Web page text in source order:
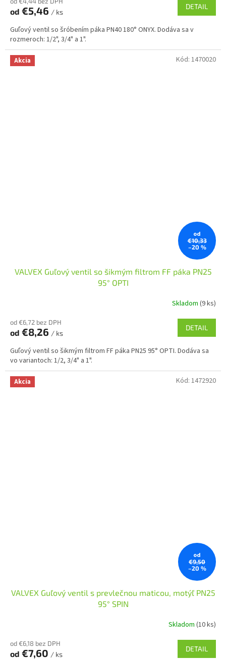
od €5,46 / ks
DETAIL
Guľový ventil so šróbením páka PN40 180° ONYX. Dodáva sa v
rozmeroch: 1/2", 3/4" a 1".
Akcia
od
€10,33
–20 %
VALVEX Guľový ventil so šikmým filtrom FF páka PN25
95° OPTI
Skladom (9 ks)
od €6,72 bez DPH
od €8,26 / ks
DETAIL
Guľový ventil so šikmým filtrom FF páka PN25 95° OPTI. Dodáva sa
vo variantoch: 1/2, 3/4" a 1".
Kód: 1470020
Akcia
od
€9,50
–20 %
VALVEX Guľový ventil s prevlečnou maticou, motýľ PN25
95° SPIN
Skladom (10 ks)
od €6,18 bez DPH
od €7,60 / ks
DETAIL
Kód: 1472920